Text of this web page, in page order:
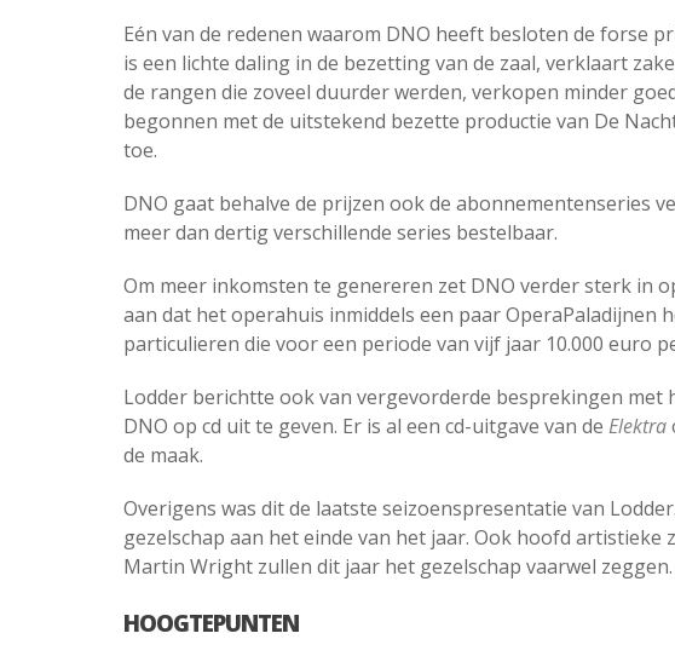
Eén van de redenen waarom DNO heeft besloten de forse
is een lichte daling in de bezetting van de zaal, verklaart
de rangen die zoveel duurder werden, verkopen minder
begonnen met de uitstekend bezette productie van De
toe.
DNO gaat behalve de prijzen ook de abonnementenseries
meer dan dertig verschillende series bestelbaar.
Om meer inkomsten te genereren zet DNO verder sterk in
aan dat het operahuis inmiddels een paar OperaPaladijnen
particulieren die voor een periode van vijf jaar 10.000 euro
Lodder berichtte ook van vergevorderde besprekingen met
DNO op cd uit te geven. Er is al een cd-uitgave van de Elektra
de maak.
Overigens was dit de laatste seizoenspresentatie van
gezelschap aan het einde van het jaar. Ook hoofd
Martin Wright zullen dit jaar het gezelschap vaarwel zeggen.
HOOGTEPUNTEN